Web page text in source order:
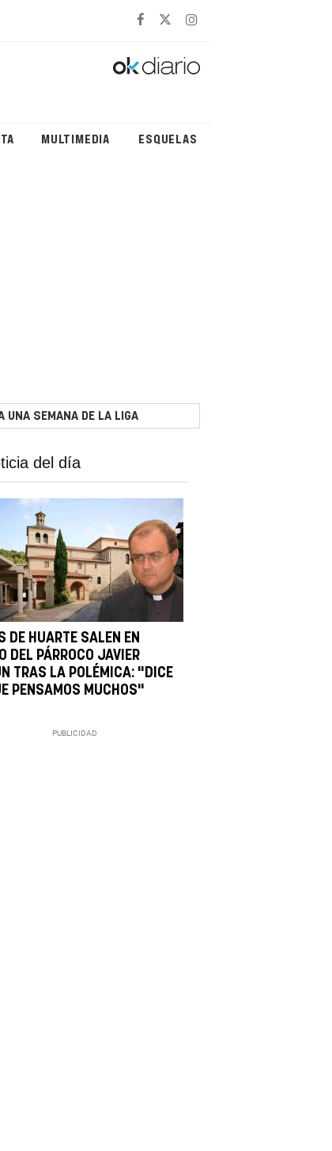
MULTIMEDIA ESQUELAS
UNA SEMANA DE LA LIGA
del día
DE HUARTE SALEN EN
DEL PÁRROCO JAVIER
TRAS LA POLÉMICA: "DICE
PENSAMOS MUCHOS"